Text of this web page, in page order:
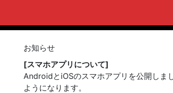
お知らせ
[スマホアプリについて]
AndroidとiOSのスマホアプリを公開しま
ようになります。